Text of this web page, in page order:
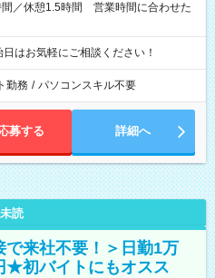
はお気軽にご相談ください！
勤務 / パソコンスキル不要
募する 詳細へ
未読
で来社不要！＞日勤1万
★初バイトにもオスス